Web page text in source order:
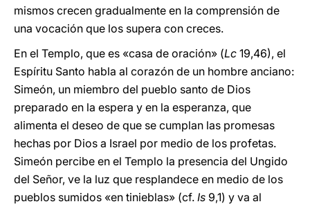
mismos crecen gradualmente en la comprensión de
una vocación que los supera con creces.
En el Templo, que es «casa de oración» (Lc 19,46), el
Espíritu Santo habla al corazón de un hombre anciano:
Simeón, un miembro del pueblo santo de Dios
preparado en la espera y en la esperanza, que
alimenta el deseo de que se cumplan las promesas
hechas por Dios a Israel por medio de los profetas.
Simeón percibe en el Templo la presencia del Ungido
del Señor, ve la luz que resplandece en medio de los
pueblos sumidos «en tinieblas» (cf. Is 9,1) y va al